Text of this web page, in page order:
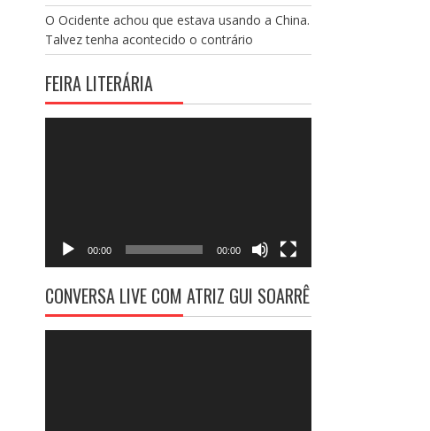
O Ocidente achou que estava usando a China.
Talvez tenha acontecido o contrário
FEIRA LITERÁRIA
00:00 00:00
CONVERSA LIVE COM ATRIZ GUI SOARRÊ